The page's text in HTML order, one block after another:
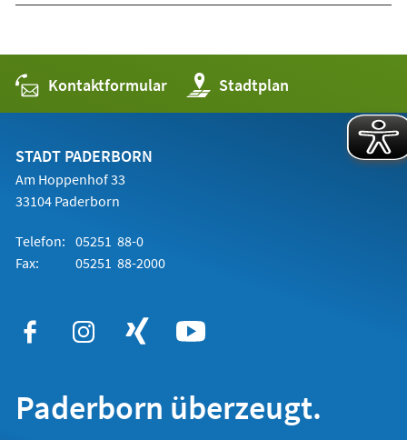
Kontaktformular Stadtplan
(Öffnet
in
einem
STADT PADERBORN
Am Hoppenhof 33
33104 Paderborn
Telefon: 05251 88-0
Fax:
05251 88-2000
Paderborn überzeugt.